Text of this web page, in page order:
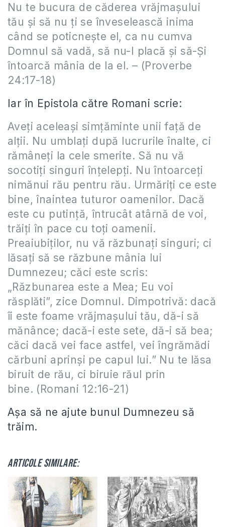
Nu te bucura de căderea vrăjmaşului
tău şi să nu ţi se înveselească inima
când se poticneşte el, ca nu cumva
Domnul să vadă, să nu-I placă şi să-Şi
întoarcă mânia de la el. – (Proverbe
24:17-18)
Iar în Epistola către Romani scrie:
Aveţi aceleaşi simţăminte unii faţă de
alţii. Nu umblaţi după lucrurile înalte, ci
rămâneţi la cele smerite. Să nu vă
socotiţi singuri înţelepţi. Nu întoarceţi
nimănui rău pentru rău. Urmăriţi ce este
bine, înaintea tuturor oamenilor. Dacă
este cu putinţă, întrucât atârnă de voi,
trăiţi în pace cu toţi oamenii.
Preaiubiţilor, nu vă răzbunaţi singuri; ci
lăsaţi să se răzbune mânia lui
Dumnezeu; căci este scris:
„Răzbunarea este a Mea; Eu voi
răsplăti”, zice Domnul. Dimpotrivă: dacă
îi este foame vrăjmaşului tău, dă-i să
mănânce; dacă-i este sete, dă-i să bea;
căci dacă vei face astfel, vei îngrămădi
cărbuni aprinşi pe capul lui.” Nu te lăsa
biruit de rău, ci biruie răul prin
bine. (Romani 12:16-21)
Așa să ne ajute bunul Dumnezeu să
trăim.
Articole similare: